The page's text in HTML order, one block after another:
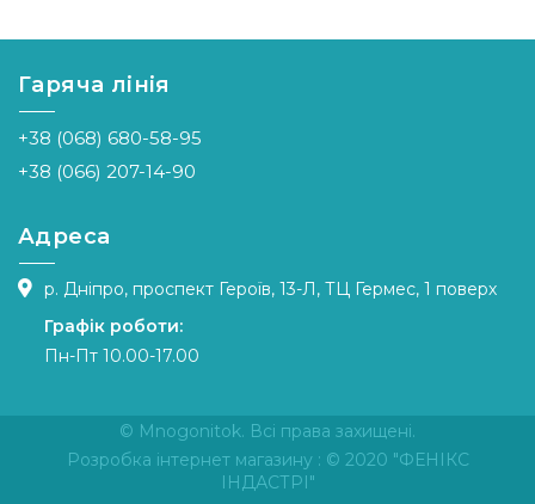
Гаряча лінія
+38 (068) 680-58-95
+38 (066) 207-14-90
Адреса
р. Дніпро, проспект Героїв, 13-Л, ТЦ Гермес, 1 поверх
Графік роботи:
Пн-Пт 10.00-17.00
© Mnogonitok. Всі права захищені.
Розробка інтернет магазину : © 2020 "ФЕНІКС
ІНДАСТРІ"